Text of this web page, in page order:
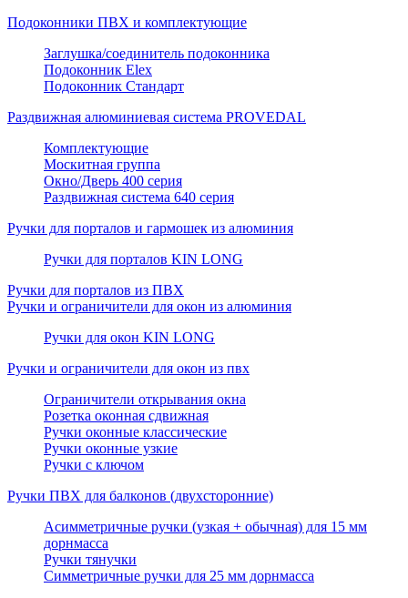
Подоконники ПВХ и комплектующие
Заглушка/соединитель подоконника
Подоконник Elex
Подоконник Стандарт
Раздвижная алюминиевая система PROVEDAL
Комплектующие
Москитная группа
Окно/Дверь 400 серия
Раздвижная система 640 серия
Ручки для порталов и гармошек из алюминия
Ручки для порталов KIN LONG
Ручки для порталов из ПВХ
Ручки и ограничители для окон из алюминия
Ручки для окон KIN LONG
Ручки и ограничители для окон из пвх
Ограничители открывания окна
Розетка оконная сдвижная
Ручки оконные классические
Ручки оконные узкие
Ручки с ключом
Ручки ПВХ для балконов (двухсторонние)
Асимметричные ручки (узкая + обычная) для 15 мм
дорнмасса
Ручки тянучки
Симметричные ручки для 25 мм дорнмасса